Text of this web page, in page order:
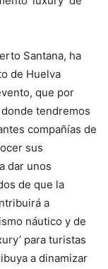
Santana, ha
de Huelva
que por
tendremos
compañías de
sus
dar unos
de que la
a
náutico y de
para turistas
a dinamizar